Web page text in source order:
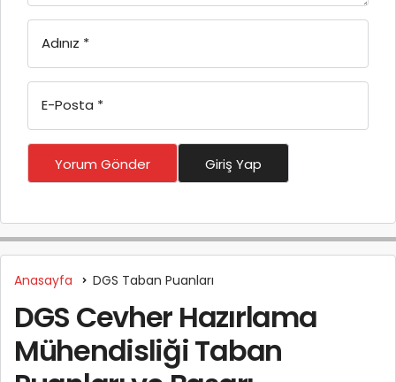
Adınız *
E-Posta *
Yorum Gönder Giriş Yap
Anasayfa DGS Taban Puanları
DGS Cevher Hazırlama
Mühendisliği Taban